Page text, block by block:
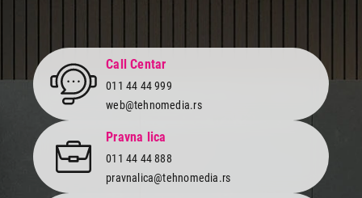
Call Centar
011 44 44 999
web@tehnomedia.rs
Pravna lica
011 44 44 888
pravnalica@tehnomedia.rs